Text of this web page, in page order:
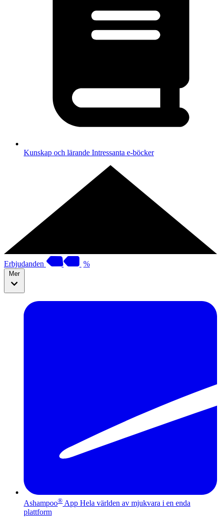
Kunskap och lärande Intressanta e-böcker
Erbjudanden %
Mer
Ashampoo® App Hela världen av mjukvara i en enda
plattform